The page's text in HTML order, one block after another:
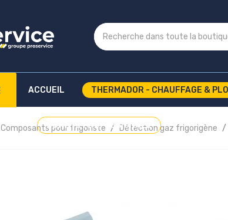
ACCUEIL THERMADOR - CHAUFFAGE &
COMPTE PROFESSIONNEL
Composants pour frigoriste Détection gaz frigorigène